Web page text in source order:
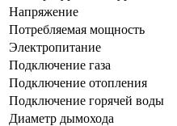
Напряжение
Потребляемая мощность
Электропитание
Подключение газа
Подключение отопления
Подключение горячей воды
Диаметр дымохода